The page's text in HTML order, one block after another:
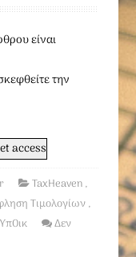
είναι
την
TaxHeaven,
Τιμολογίων,
Δεν